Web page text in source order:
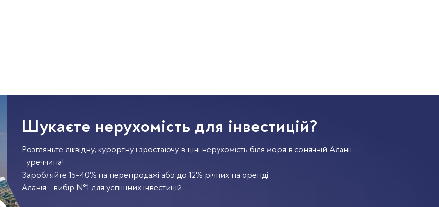
Шукаєте нерухомість для інвестицій?
Розгляньте ліквідну, курортну і зростаючу в ціні нерухомість біля моря в сонячній Аланії,
Туреччина!
Заробляйте 15-40% на перепродажі або до 12% річних на оренді.
Аланія - вибір №1 для успішних інвестицій.